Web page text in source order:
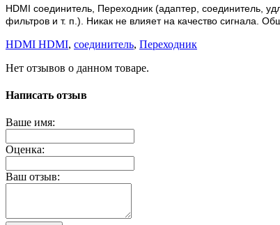
HDMI соединитель, Переходник (адаптер, соединитель,
фильтров и т. п.). Никак не влияет на качество сигнала.
HDMI HDMI, соединитель, Переходник
Нет отзывов о данном товаре.
Написать отзыв
Ваше имя:
Оценка:
Ваш отзыв: